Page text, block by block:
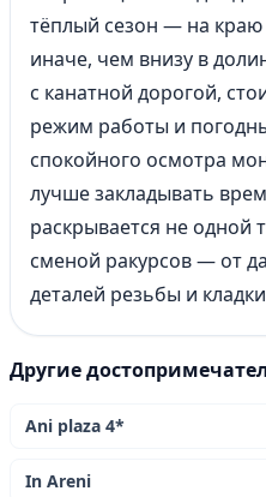
тёплый сезон — на
иначе, чем внизу в
с канатной дорогой,
режим работы и
спокойного осмотра
лучше закладывать
раскрывается не одной
сменой ракурсов — от
деталей резьбы и
Другие
Ani plaza 4*
In Areni